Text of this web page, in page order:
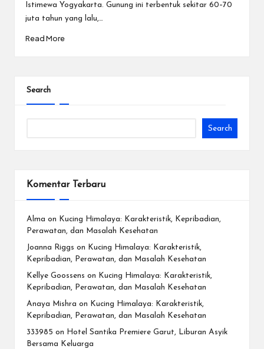
Istimewa Yogyakarta. Gunung ini terbentuk sekitar 60–70
juta tahun yang lalu,…
Read More
Search
Search
Komentar Terbaru
Alma on
Kucing Himalaya: Karakteristik, Kepribadian,
Perawatan, dan Masalah Kesehatan
Joanna Riggs on
Kucing Himalaya: Karakteristik,
Kepribadian, Perawatan, dan Masalah Kesehatan
Kellye Goossens on
Kucing Himalaya: Karakteristik,
Kepribadian, Perawatan, dan Masalah Kesehatan
Anaya Mishra on
Kucing Himalaya: Karakteristik,
Kepribadian, Perawatan, dan Masalah Kesehatan
333985 on
Hotel Santika Premiere Garut, Liburan Asyik
Bersama Keluarga